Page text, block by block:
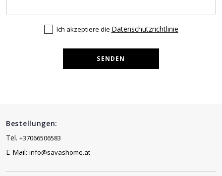
Ich akzeptiere die Datenschutzrichtlinie
SENDEN
Bestellungen:
Tel. +37066506583
E-Mail: info@savashome.at